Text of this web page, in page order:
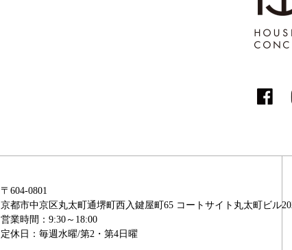
〒604-0801
京都市中京区丸太町通堺町西入鍵屋町65 コートサイト丸太町ビル
営業時間：9:30～18:00
定休日：毎週水曜/第2・第4日曜